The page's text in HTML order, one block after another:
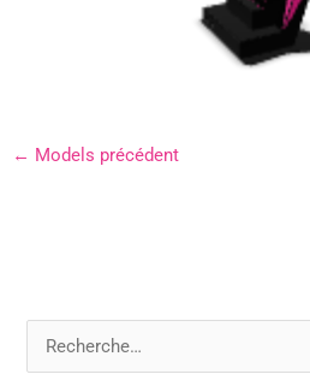
← Models précédent